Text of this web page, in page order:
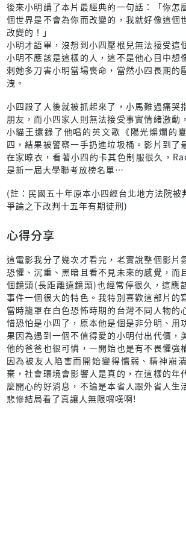
後來小明講了本片最經典的一句話：「你怎
個世界是不會為你而改變的，我就好像這個
改變的！」
小明才語畢，沒想到小四壓根兒無法接受這
小明不應該是這樣的人，這不是他心目中想
刺她多刀害小明當場喪命，當然小四長期的
洩。
小四殺了人後就被抓起來了，小馬難過痛哭
朋友，而小四家人則無法接受事實情緒激動
小貓王還錄了他唱的英文歌《陽光燦爛的
四，結果被警察一手扔進垃圾桶。影片到了
在家晾衣，看著小四的卡其色制服很久，
是新一屆大學聯考放榜名單…
(註：民國五十年原本小四經台北地方法院被
爭論之下改判十五年有期徒刑)
心得分享
這電影我分了幾次才看完，老實說整個影片
恐懼、沉重、黑暗且看不見未來的感覺，而
個鏡頭(長距離遠鏡頭)也經常停很久，這應
事件一個很大的特色。我特別喜歡這部片的
當時籠罩在白色恐怖時期的台灣不同人物的
惜恐怕是小四了，原本他是個是非分明、用
果因為遇到一個不值得愛的小明付出代價，
他的爸爸也很可憐，一開始也是有不畏懼強
因為被友人陷害而開始變得懦弱、精神崩
棄，社會環境會影響人是真的，在這樣的年
麼開心的好消息，不論是本省人跟外省人生
悲慘結局看了真讓人無限喟嘆啊!